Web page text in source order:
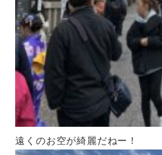
遠くのお空が綺麗だねー！